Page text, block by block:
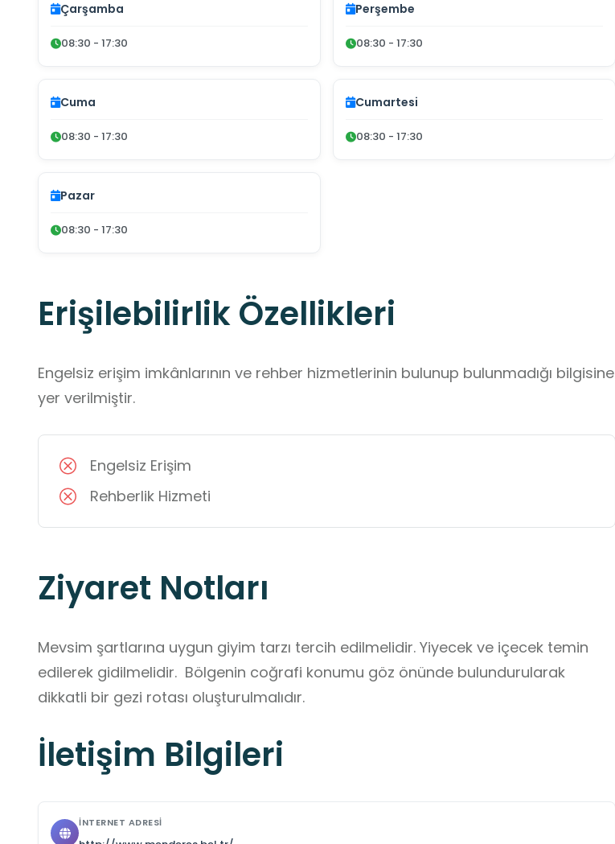
Çarşamba
08:30 - 17:30
Perşembe
08:30 - 17:30
Cuma
08:30 - 17:30
Cumartesi
08:30 - 17:30
Pazar
08:30 - 17:30
Erişilebilirlik Özellikleri
Engelsiz erişim imkânlarının ve rehber hizmetlerinin bulunup bulunmadığı bilgisine
yer verilmiştir.
Engelsiz Erişim
Rehberlik Hizmeti
Ziyaret Notları
Mevsim şartlarına uygun giyim tarzı tercih edilmelidir. Yiyecek ve içecek temin
edilerek gidilmelidir.  Bölgenin coğrafi konumu göz önünde bulundurularak
dikkatli bir gezi rotası oluşturulmalıdır.
İletişim Bilgileri
İNTERNET ADRESI